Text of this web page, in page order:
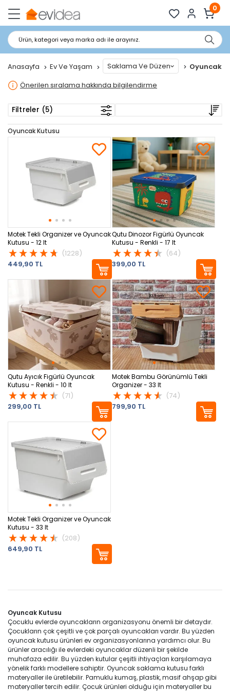
0
Ürün, kategori veya marka adı ile arayınız.
Anasayfa Ev Ve Yaşam Saklama Ve Düzen Oyuncak
Önerilen sıralama hakkında bilgilendirme
Filtreler (5)
Oyuncak Kutusu
Motek Tekli Organizer ve Oyuncak
Kutusu - 12 lt
(1228)
449,90 TL
Qutu Dinozor Figürlü Oyuncak
Kutusu - Renkli - 17 lt
(64)
399,00 TL
Qutu Ayıcık Figürlü Oyuncak
Kutusu - Renkli - 10 lt
(71)
299,00 TL
Motek Bambu Görünümlü Tekli
Organizer - 33 lt
(74)
799,90 TL
Motek Tekli Organizer ve Oyuncak
Kutusu - 33 lt
(208)
649,90 TL
Oyuncak Kutusu
Çocuklu evlerde oyuncakların organizasyonu önemli bir detaydır.
Çocukların çok çeşitli ve çok parçalı oyuncakları vardır. Bu yüzden
oyuncak kutusu ürünleri ev organizasyonlarına yardımcı olur. Bu
ürünler aracılığı ile evlerdeki oyuncaklar düzenli bir şekilde
muhafaza edilir. Bu yüzden kutular çeşitli ihtiyaçları karşılamaya
yönelik farklı modellere sahiptir. Oyuncak saklama kutusu farklı
materyaller ile üretilebilir. Pamuklu kumaş, plastik, masif ahşap gibi
materyaller tercih edilir. Çocuk ürünleri olduğu için materyaller bu